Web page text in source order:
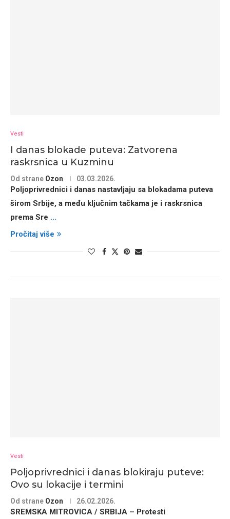
Vesti
I danas blokade puteva: Zatvorena
raskrsnica u Kuzminu
Od strane Ozon 03.03.2026.
Poljoprivrednici i danas nastavljaju sa blokadama puteva
širom Srbije, a među ključnim tačkama je i raskrsnica
prema Sre ...
Pročitaj više
Vesti
Poljoprivrednici i danas blokiraju puteve:
Ovo su lokacije i termini
Od strane Ozon 26.02.2026.
SREMSKA MITROVICA / SRBIJA – Protesti